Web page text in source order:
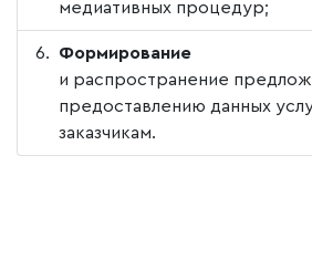
медиативных процедур;
Формирование
и распространение
предоставлению данных
заказчикам.